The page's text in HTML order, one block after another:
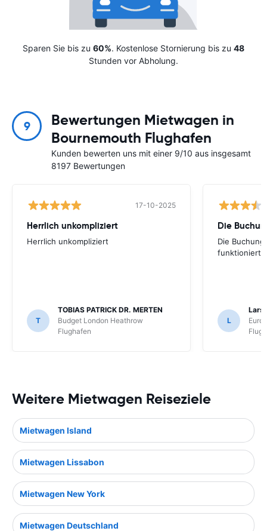
Sparen Sie bis zu 60%. Kostenlose Stornierung bis zu 48
Stunden vor Abholung.
9
Bewertungen Mietwagen in
Bournemouth Flughafen
Kunden bewerten uns mit einer 9/10 aus insgesamt
8197 Bewertungen
17-10-2025
Herrlich unkompliziert
Herrlich unkompliziert
T
TOBIAS PATRICK DR. MERTEN
Budget London Heathrow
Flughafen
Die
Die
funktionierte
L
Lars
Weitere Mietwagen Reiseziele
Mietwagen Island
Mietwagen Lissabon
Mietwagen New York
Mietwagen Deutschland